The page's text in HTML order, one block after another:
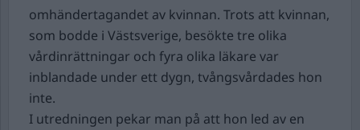
omhändertagandet av kvinnan. Trots att kvinnan,
som bodde i Västsverige, besökte tre olika
vårdinrättningar och fyra olika läkare var
inblandade under ett dygn, tvångsvårdades hon
inte.
I utredningen pekar man på att hon led av en